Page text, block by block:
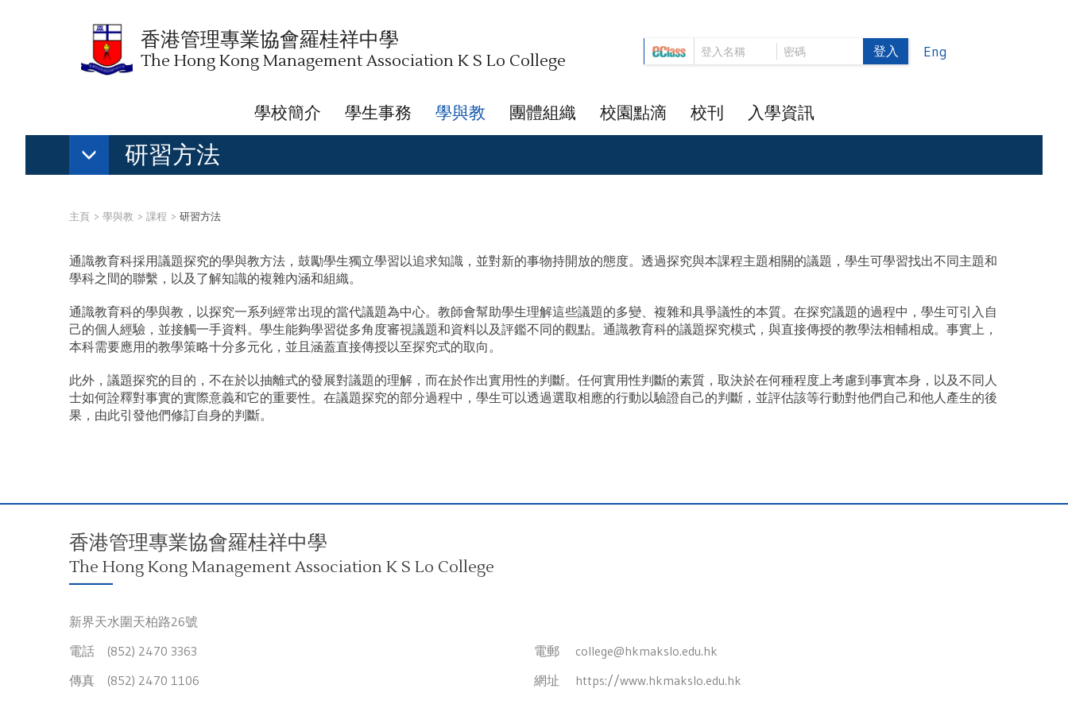
香港管理專業協會羅桂祥中學
The Hong Kong Management Association K S Lo College 登入 Eng
學校簡介 學生事務 學與教 團體組織 校園點滴 校刊 入學資訊
研習方法
主頁 學與教 課程 研習方法
通識教育科採用議題探究的學與教方法，鼓勵學生獨立學習以追求知識，並對新的事物持開放的態度。透過探究與本課程主題相關的議題，學生可學習找出不同主題和
學科之間的聯繫，以及了解知識的複雜內涵和組織。
通識教育科的學與教，以探究一系列經常出現的當代議題為中心。教師會幫助學生理解這些議題的多變、複雜和具爭議性的本質。在探究議題的過程中，學生可引入自
己的個人經驗，並接觸一手資料。學生能夠學習從多角度審視議題和資料以及評鑑不同的觀點。通識教育科的議題探究模式，與直接傳授的教學法相輔相成。事實上，
本科需要應用的教學策略十分多元化，並且涵蓋直接傳授以至探究式的取向。
此外，議題探究的目的，不在於以抽離式的發展對議題的理解，而在於作出實用性的判斷。任何實用性判斷的素質，取決於在何種程度上考慮到事實本身，以及不同人
士如何詮釋對事實的實際意義和它的重要性。在議題探究的部分過程中，學生可以透過選取相應的行動以驗證自己的判斷，並評估該等行動對他們自己和他人產生的後
果，由此引發他們修訂自身的判斷。
香港管理專業協會羅桂祥中學
The Hong Kong Management Association K S Lo College
新界天水圍天柏路26號
電話 (852) 2470 3363
傳真 (852) 2470 1106
電郵 college@hkmakslo.edu.hk
網址 https://www.hkmakslo.edu.hk